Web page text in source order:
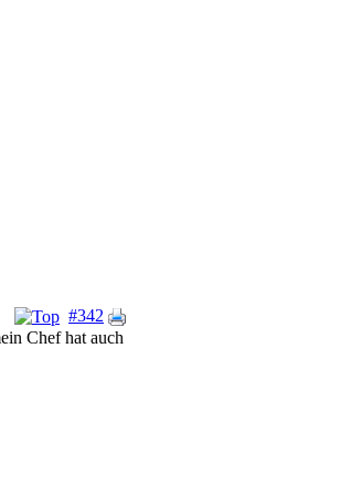
#342
Chef hat auch